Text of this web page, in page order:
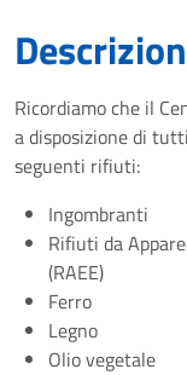
Ricordiamo che il
a disposizione di
seguenti rifiuti:
Ingombranti
Rifiuti da
(RAEE)
Ferro
Legno
Olio vegetale